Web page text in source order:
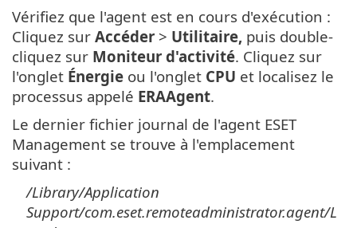
Vérifiez que l'agent est en cours d'exécution :
Cliquez sur Accéder > Utilitaire, puis double-
cliquez sur Moniteur d'activité. Cliquez sur
l'onglet Énergie ou l'onglet CPU et localisez le
processus appelé ERAAgent.
Le dernier fichier journal de l'agent ESET
Management se trouve à l'emplacement
suivant :
/Library/Application
Support/com.eset.remoteadministrator.agent/L